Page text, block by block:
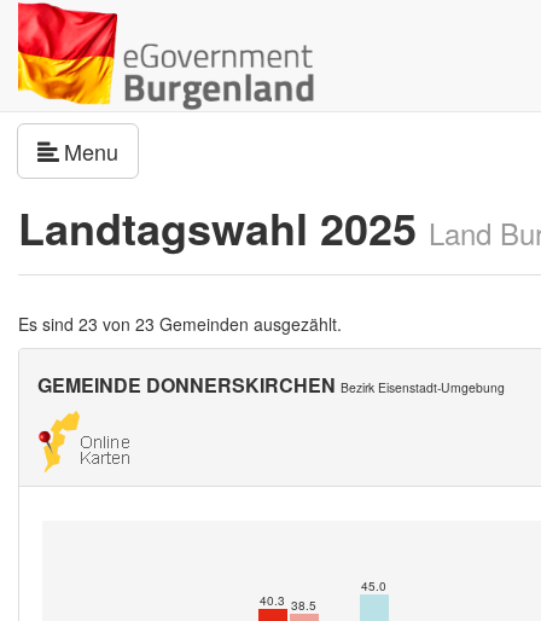
Menu
Landtagswahl 2025 Land
Es sind 23 von 23 Gemeinden ausgezählt.
GEMEINDE DONNERSKIRCHEN Bezirk Eisenstadt-Umgebung
40.3 38.5
45.0